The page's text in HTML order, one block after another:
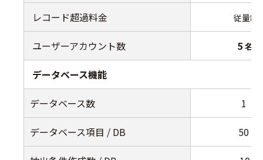
レコード超過料金 従量制
ユーザーアカウント数 5 名
データベース機能
データベース数 1
データベース項目 / DB 50